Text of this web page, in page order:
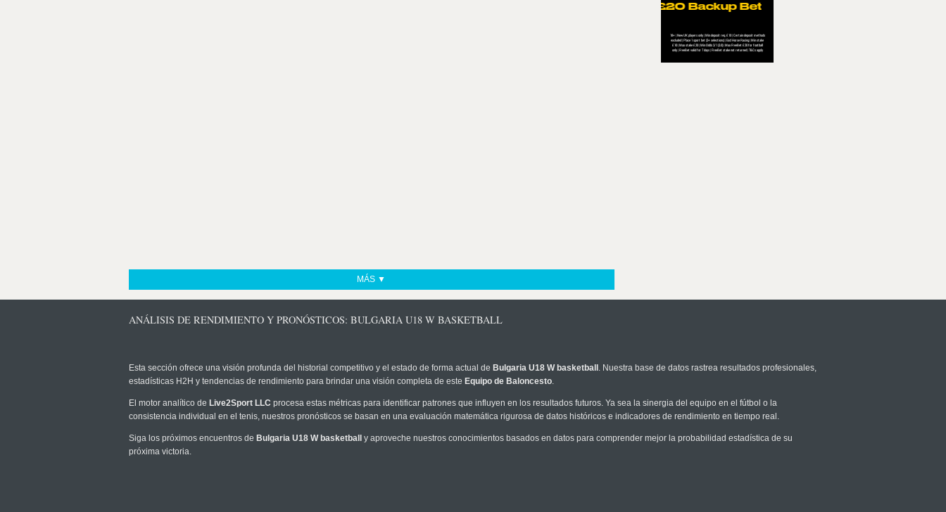
MÁS ▼
ANÁLISIS DE RENDIMIENTO Y PRONÓSTICOS: BULGARIA U18 W BASKETBALL
Esta sección ofrece una visión profunda del historial competitivo y el estado de forma actual de Bulgaria U18 W basketball . Nuestra base de datos rastrea resultados profesionales,
estadísticas H2H y tendencias de rendimiento para brindar una visión completa de este Equipo de Baloncesto.
El motor analítico de Live2Sport LLC procesa estas métricas para identificar patrones que influyen en los resultados futuros. Ya sea la sinergia del equipo en el fútbol o la
consistencia individual en el tenis, nuestros pronósticos se basan en una evaluación matemática rigurosa de datos históricos e indicadores de rendimiento en tiempo real.
Siga los próximos encuentros de Bulgaria U18 W basketball
y aproveche nuestros conocimientos basados en datos para comprender mejor la probabilidad estadística de su
próxima victoria.